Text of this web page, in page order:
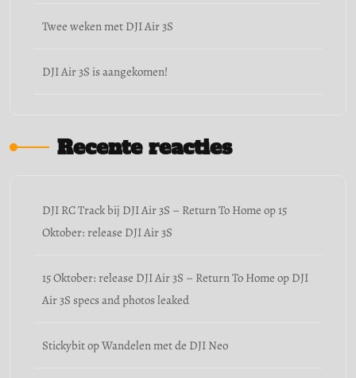
Twee weken met DJI Air 3S
DJI Air 3S is aangekomen!
Recente reacties
DJI RC Track bij DJI Air 3S – Return To Home op15
Oktober: release DJI Air 3S
15 Oktober: release DJI Air 3S – Return To Home op DJI
Air 3S specs and photos leaked
StickybitopWandelen met de DJI Neo